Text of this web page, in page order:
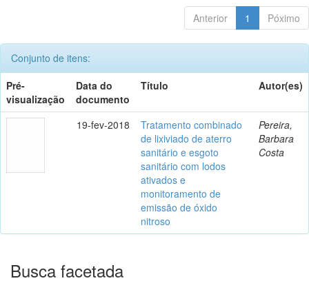
Anterior 1 Póximo
Conjunto de itens:
Pré-
visualização
Data do
documento
Título Autor(es)
19-fev-2018
Tratamento combinado
de lixiviado de aterro
sanitário e esgoto
sanitário com lodos
ativados e
monitoramento de
emissão de óxido
nitroso
Pereira,
Barbara
Costa
Busca facetada